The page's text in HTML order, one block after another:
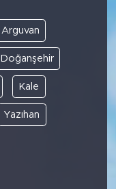
Arguvan
Doğanşehir
Kale
Yazıhan